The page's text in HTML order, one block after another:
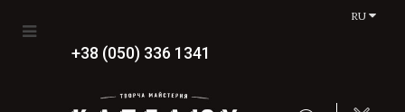
RU
+38 (050) 336 1341